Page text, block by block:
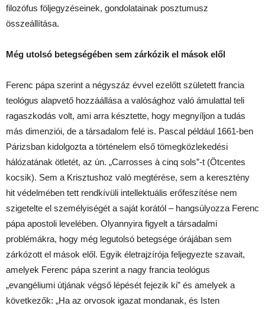
filozófus följegyzéseinek, gondolatainak posztumusz
összeállítása.
Még utolsó betegségében sem zárkózik el mások elől
Ferenc pápa szerint a négyszáz évvel ezelőtt született francia
teológus alapvető hozzáállása a valósághoz való ámulattal teli
ragaszkodás volt, ami arra késztette, hogy megnyíljon a tudás
más dimenziói, de a társadalom felé is. Pascal például 1661-ben
Párizsban kidolgozta a történelem első tömegközlekedési
hálózatának ötletét, az ún. „Carrosses à cinq sols”-t (Ötcentes
kocsik). Sem a Krisztushoz való megtérése, sem a keresztény
hit védelmében tett rendkívüli intellektuális erőfeszítése nem
szigetelte el személyiségét a saját korától – hangsúlyozza Ferenc
pápa apostoli levelében. Olyannyira figyelt a társadalmi
problémákra, hogy még legutolsó betegsége órájában sem
zárkózott el mások elől. Egyik életrajzírója feljegyezte szavait,
amelyek Ferenc pápa szerint a nagy francia teológus
„evangéliumi útjának végső lépését fejezik ki” és amelyek a
következők: „Ha az orvosok igazat mondanak, és Isten